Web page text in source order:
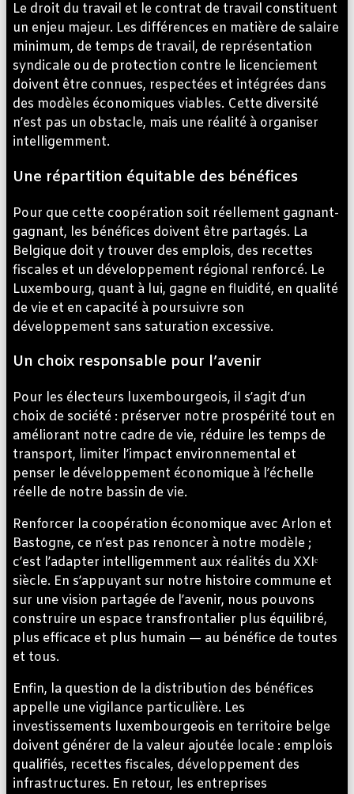
Le droit du travail et le contrat de travail constituent
un enjeu majeur. Les différences en matière de salaire
minimum, de temps de travail, de représentation
syndicale ou de protection contre le licenciement
doivent être connues, respectées et intégrées dans
des modèles économiques viables. Cette diversité
n’est pas un obstacle, mais une réalité à organiser
intelligemment.
Une répartition équitable des bénéfices
Pour que cette coopération soit réellement gagnant-
gagnant, les bénéfices doivent être partagés. La
Belgique doit y trouver des emplois, des recettes
fiscales et un développement régional renforcé. Le
Luxembourg, quant à lui, gagne en fluidité, en qualité
de vie et en capacité à poursuivre son
développement sans saturation excessive.
Un choix responsable pour l’avenir
Pour les électeurs luxembourgeois, il s’agit d’un
choix de société : préserver notre prospérité tout en
améliorant notre cadre de vie, réduire les temps de
transport, limiter l’impact environnemental et
penser le développement économique à l’échelle
réelle de notre bassin de vie.
Renforcer la coopération économique avec Arlon et
Bastogne, ce n’est pas renoncer à notre modèle ;
c’est l’adapter intelligemment aux réalités du XXIᵉ
siècle. En s’appuyant sur notre histoire commune et
sur une vision partagée de l’avenir, nous pouvons
construire un espace transfrontalier plus équilibré,
plus efficace et plus humain — au bénéfice de toutes
et tous.
Enfin, la question de la distribution des bénéfices
appelle une vigilance particulière. Les
investissements luxembourgeois en territoire belge
doivent générer de la valeur ajoutée locale : emplois
qualifiés, recettes fiscales, développement des
infrastructures. En retour, les entreprises